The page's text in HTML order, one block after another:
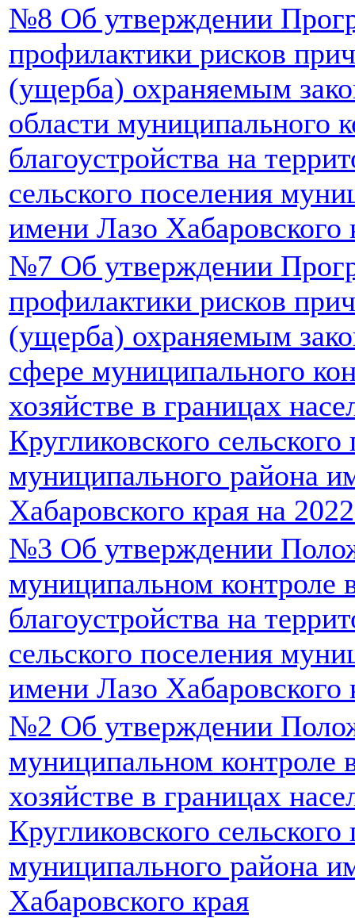
№8 Об утверждении
профилактики рисков
(ущерба) охраняемым
области муниципального
благоустройства на
сельского поселения
имени Лазо Хабаровского
№7 Об утверждении
профилактики рисков
(ущерба) охраняемым
сфере муниципального
хозяйстве в границах
Кругликовского
муниципального района
Хабаровского края на
№3 Об утверждении
муниципальном контроле
благоустройства на
сельского поселения
имени Лазо Хабаровского
№2 Об утверждении
муниципальном контроле
хозяйстве в границах
Кругликовского
муниципального района
Хабаровского края